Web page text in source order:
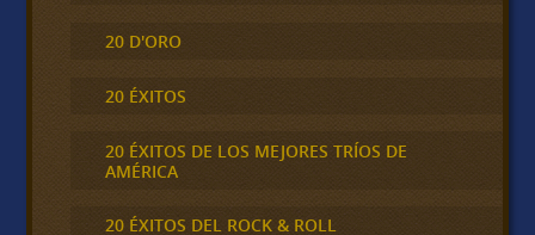
20 D'ORO
20 ÉXITOS
20 ÉXITOS DE LOS MEJORES TRÍOS DE
AMÉRICA
20 ÉXITOS DEL ROCK & ROLL